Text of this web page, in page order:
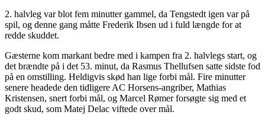
2. halvleg var blot fem minutter gammel, da Tengstedt igen var på
spil, og denne gang måtte Frederik Ibsen ud i fuld længde for at
redde skuddet.
Gæsterne kom markant bedre med i kampen fra 2. halvlegs start, og
det brændte på i det 53. minut, da Rasmus Thellufsen satte sidste fod
på en omstilling. Heldigvis skød han lige forbi mål. Fire minutter
senere headede den tidligere AC Horsens-angriber, Mathias
Kristensen, snert forbi mål, og Marcel Rømer forsøgte sig med et
godt skud, som Matej Delac viftede over mål.